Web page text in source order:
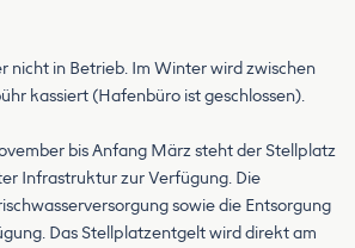
nicht in Betrieb. Im Winter wird zwischen
kassiert (Hafenbüro ist geschlossen).
bis Anfang März steht der Stellplatz
Infrastruktur zur Verfügung. Die
sowie die Entsorgung
Das Stellplatzentgelt wird direkt am